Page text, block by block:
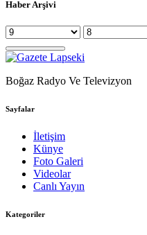
Haber Arşivi
Boğaz Radyo Ve Televizyon
Sayfalar
İletişim
Künye
Foto Galeri
Videolar
Canlı Yayın
Kategoriler